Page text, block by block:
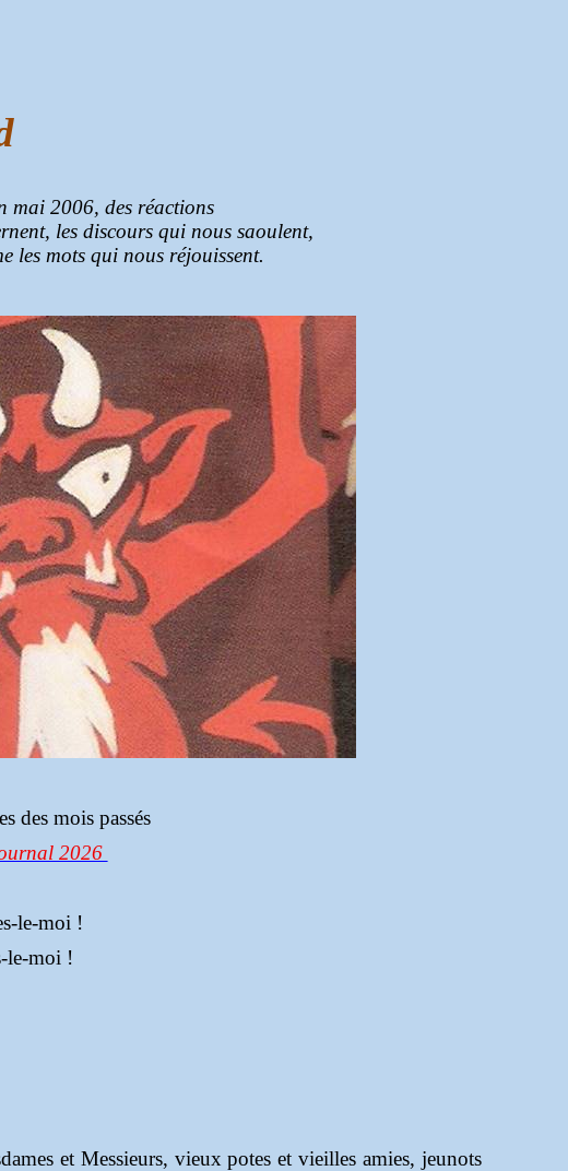
mai 2006, des réactions
les discours qui nous saoulent,
les mots qui nous réjouissent.
des mois passés
2026
le-moi !
le-moi !
et Messieurs, vieux potes et vieilles amies, jeunots